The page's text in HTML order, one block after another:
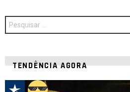
Procurar
por:
TENDÊNCIA AGORA